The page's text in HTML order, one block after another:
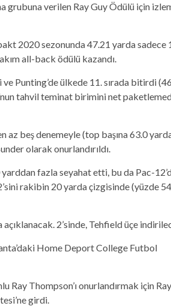
grubuna verilen Ray Guy Ödülü için
2020 sezonunda 47.21 yarda sadece
all-back ödülü kazandı.
Punting’de ülkede 11. sırada bitirdi
tahvil teminat birimini net
az beş denemeyle (top başına 63.0
olarak onurlandırıldı.
yarddan fazla seyahat etti, bu da Pac-
rakibin 20 yarda çizgisinde (yüzde
2’sinde, Tehfield üçe
Home Deport College Futbol
Ray Thompson’ı onurlandırmak için
girdi.